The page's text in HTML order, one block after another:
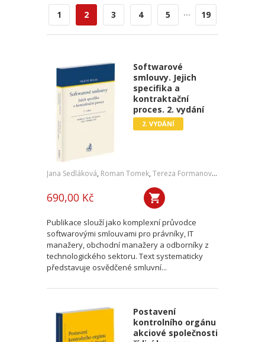
1 2 3 4 5 ... 19
Softwarové
smlouvy. Jejich
specifika a
kontraktační
proces. 2. vydání
2. VYDÁNÍ
Jana Sedláková, Roman Tomek, Tereza Formanová ,
690,00 Kč
Publikace slouží jako komplexní průvodce
softwarovými smlouvami pro právníky, IT
manažery, obchodní manažery a odborníky z
technologického sektoru. Text systematicky
představuje osvědčené smluvní...
Postavení
kontrolního orgánu
akciové společnosti